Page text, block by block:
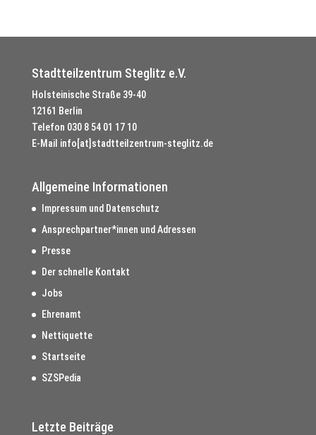
Stadtteilzentrum Steglitz e.V.
Holsteinische Straße 39-40
12161 Berlin
Telefon 030 8 54 01 17 10
E-Mail info[at]stadtteilzentrum-steglitz.de
Allgemeine Informationen
Impressum und Datenschutz
Ansprechpartner*innen und Adressen
Presse
Der schnelle Kontakt
Jobs
Ehrenamt
Nettiquette
Startseite
SZSPedia
Letzte Beiträge